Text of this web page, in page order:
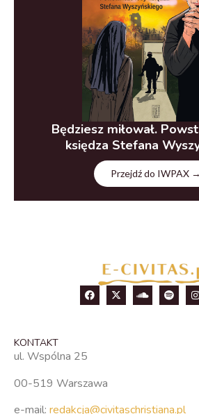
Będziesz miłował.
księdza Stefana
Przejdź do IWPAX →
KONTAKT
ul. Wspólna 25
00-519 Warszawa
e-mail: redakcja@civitaschristiana.pl